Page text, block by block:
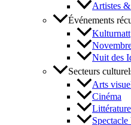
Artistes &
Événements
Kulturnatt
Nuit des
Secteurs
Arts
Cinéma
Littérature